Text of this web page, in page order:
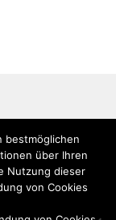
/ Notes et
bestmöglichen
über Ihren
Nutzung dieser
von Cookies